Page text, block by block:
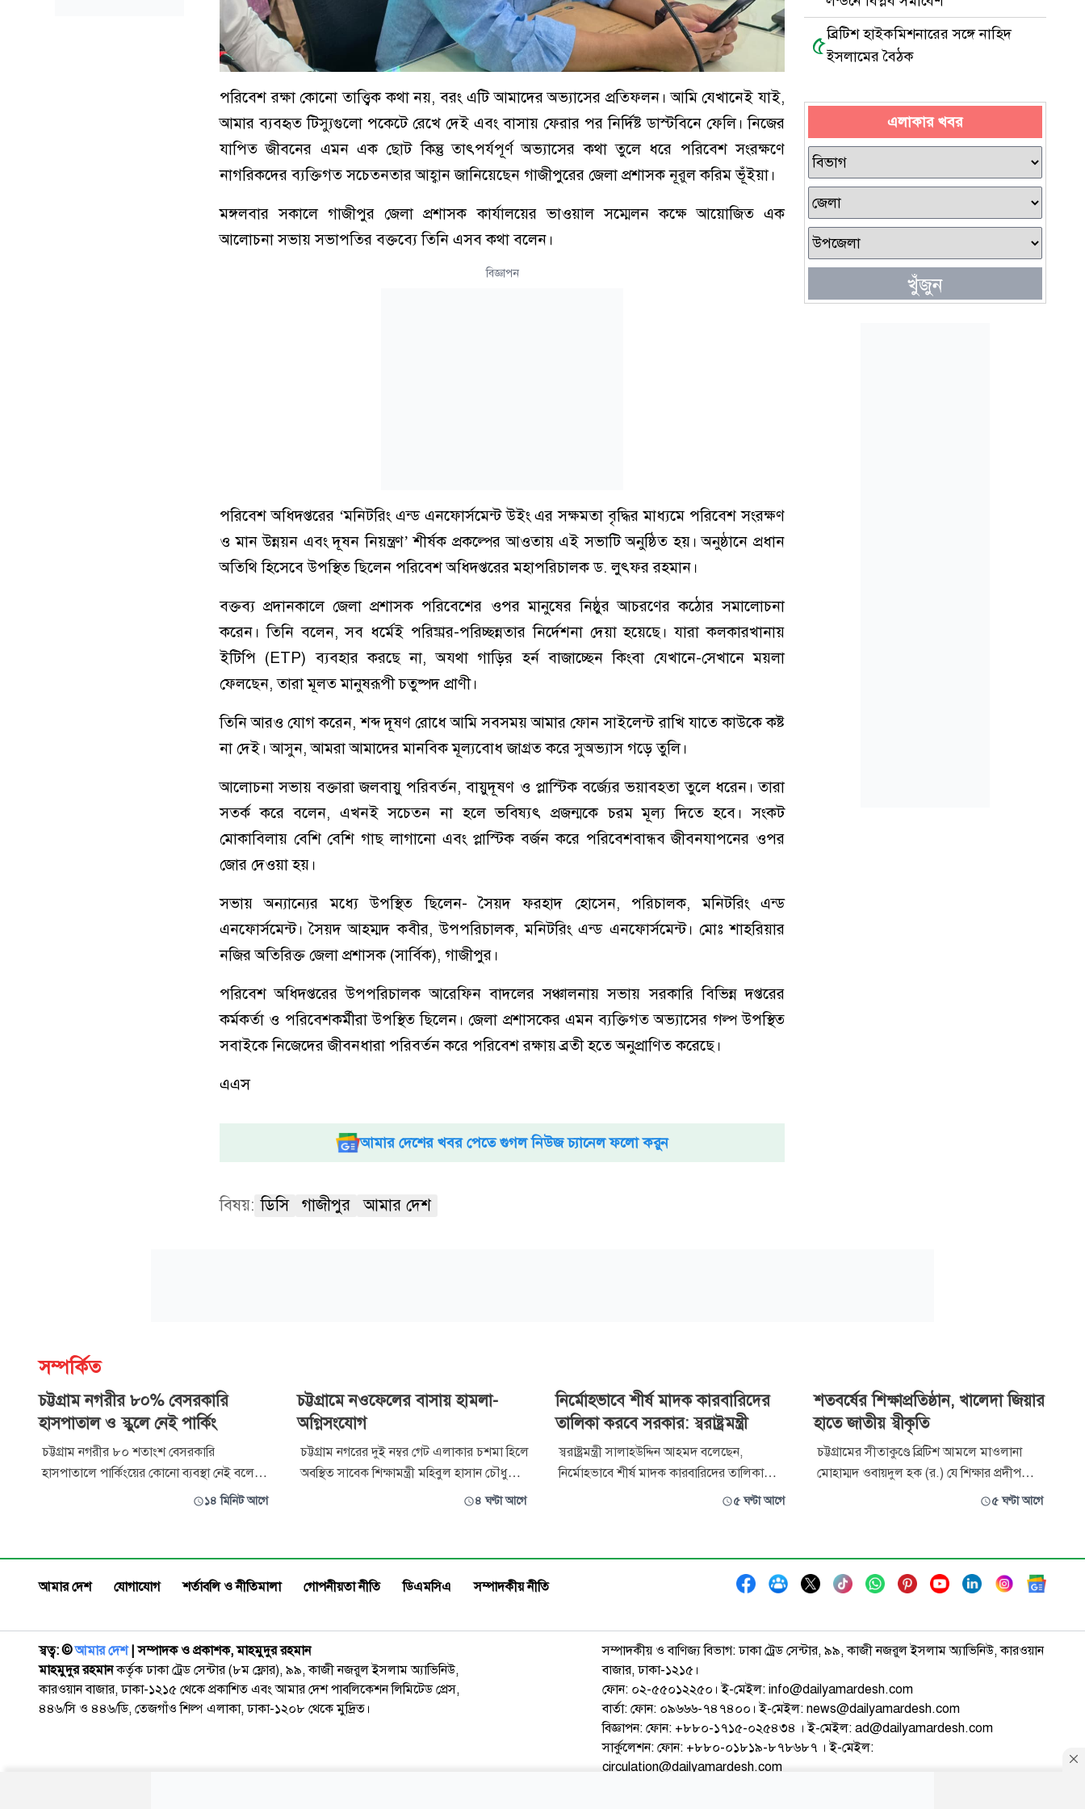
পরিবেশ রক্ষা কোনো তাত্ত্বিক কথা নয়, বরং এটি আমাদের অভ্যাসের প্রতিফলন। আমি যেখানেই যাই,
আমার ব্যবহৃত টিস্যুগুলো পকেটে রেখে দেই এবং বাসায় ফেরার পর নির্দিষ্ট ডাস্টবিনে ফেলি। নিজের
যাপিত জীবনের এমন এক ছোট কিন্তু তাৎপর্যপূর্ণ অভ্যাসের কথা তুলে ধরে পরিবেশ সংরক্ষণে
নাগরিকদের ব্যক্তিগত সচেতনতার আহ্বান জানিয়েছেন গাজীপুরের জেলা প্রশাসক নূরুল করিম ভূঁইয়া।
মঙ্গলবার সকালে গাজীপুর জেলা প্রশাসক কার্যালয়ের ভাওয়াল সম্মেলন কক্ষে আয়োজিত এক
আলোচনা সভায় সভাপতির বক্তব্যে তিনি এসব কথা বলেন।
বিজ্ঞাপন
পরিবেশ অধিদপ্তরের ‘মনিটরিং এন্ড এনফোর্সমেন্ট উইং এর সক্ষমতা বৃদ্ধির মাধ্যমে পরিবেশ সংরক্ষণ
ও মান উন্নয়ন এবং দূষন নিয়ন্ত্রণ’ শীর্ষক প্রকল্পের আওতায় এই সভাটি অনুষ্ঠিত হয়। অনুষ্ঠানে প্রধান
অতিথি হিসেবে উপস্থিত ছিলেন পরিবেশ অধিদপ্তরের মহাপরিচালক ড. লুৎফর রহমান।
বক্তব্য প্রদানকালে জেলা প্রশাসক পরিবেশের ওপর মানুষের নিষ্ঠুর আচরণের কঠোর সমালোচনা
করেন। তিনি বলেন, সব ধর্মেই পরিষ্কার-পরিচ্ছন্নতার নির্দেশনা দেয়া হয়েছে। যারা কলকারখানায়
ইটিপি (ETP) ব্যবহার করছে না, অযথা গাড়ির হর্ন বাজাচ্ছেন কিংবা যেখানে-সেখানে ময়লা
ফেলছেন, তারা মূলত মানুষরূপী চতুষ্পদ প্রাণী।
তিনি আরও যোগ করেন, শব্দ দূষণ রোধে আমি সবসময় আমার ফোন সাইলেন্ট রাখি যাতে কাউকে কষ্ট
না দেই। আসুন, আমরা আমাদের মানবিক মূল্যবোধ জাগ্রত করে সুঅভ্যাস গড়ে তুলি।
আলোচনা সভায় বক্তারা জলবায়ু পরিবর্তন, বায়ুদূষণ ও প্লাস্টিক বর্জ্যের ভয়াবহতা তুলে ধরেন। তারা
সতর্ক করে বলেন, এখনই সচেতন না হলে ভবিষ্যৎ প্রজন্মকে চরম মূল্য দিতে হবে। সংকট
মোকাবিলায় বেশি বেশি গাছ লাগানো এবং প্লাস্টিক বর্জন করে পরিবেশবান্ধব জীবনযাপনের ওপর
জোর দেওয়া হয়।
সভায় অন্যান্যের মধ্যে উপস্থিত ছিলেন- সৈয়দ ফরহাদ হোসেন, পরিচালক, মনিটরিং এন্ড
এনফোর্সমেন্ট। সৈয়দ আহম্মদ কবীর, উপপরিচালক, মনিটরিং এন্ড এনফোর্সমেন্ট। মোঃ শাহরিয়ার
নজির অতিরিক্ত জেলা প্রশাসক (সার্বিক), গাজীপুর।
পরিবেশ অধিদপ্তরের উপপরিচালক আরেফিন বাদলের সঞ্চালনায় সভায় সরকারি বিভিন্ন দপ্তরের
কর্মকর্তা ও পরিবেশকর্মীরা উপস্থিত ছিলেন। জেলা প্রশাসকের এমন ব্যক্তিগত অভ্যাসের গল্প উপস্থিত
সবাইকে নিজেদের জীবনধারা পরিবর্তন করে পরিবেশ রক্ষায় ব্রতী হতে অনুপ্রাণিত করেছে।
এএস
আমার দেশের খবর পেতে গুগল নিউজ চ্যানেল ফলো করুন
বিষয়: ডিসি গাজীপুর আমার দেশ
৫ব্রিটিশ হাইকমিশনারের সঙ্গে নাহিদ
ইসলামের বৈঠক
এলাকার খবর
খুঁজুন
সম্পর্কিত
চট্টগ্রাম নগরীর ৮০% বেসরকারি
হাসপাতাল ও স্কুলে নেই পার্কিং
চট্টগ্রাম নগরীর ৮০ শতাংশ বেসরকারি
হাসপাতালে পার্কিংয়ের কোনো ব্যবস্থা নেই বলে
জানিয়েছেন চট্টগ্রাম উন্নয়ন কর্তৃপক্ষের চেয়ারম্যান
কলেজ ও বিশ্ববিদ্যালয়ের ক্ষেত্রেও দেখা যাচ্ছে।
এর ফলে সড়কে যানবাহন পার্কিংয়ের
১৪ মিনিট আগে
চট্টগ্রামে নওফেলের বাসায় হামলা-
অগ্নিসংযোগ
চট্টগ্রাম নগরের দুই নম্বর গেট এলাকার চশমা হিলে
অবস্থিত সাবেক শিক্ষামন্ত্রী মহিবুল হাসান চৌধুরী
নওফেলের বাসভবনে হামলা ও অগ্নিসংযোগের
হামলা চালিয়ে ভাঙচুরের পাশাপাশি আগুন ধরিয়ে
দেয় বলে জানা গেছে। বাসভবনটি প্রয়াত
৪ ঘণ্টা আগে
নির্মোহভাবে শীর্ষ মাদক কারবারিদের
তালিকা করবে সরকার: স্বরাষ্ট্রমন্ত্রী
স্বরাষ্ট্রমন্ত্রী সালাহউদ্দিন আহমদ বলেছেন,
নির্মোহভাবে শীর্ষ মাদক কারবারিদের তালিকা
প্রস্তুত করা হবে। মাদক চোরাকারবারি ও
পরবর্তী পদক্ষেপ নেওয়া হবে। বৃহস্পতিবার রাত
৮টার দিকে কক্সবাজার শহরের হিলডাউন সার্কিট
৫ ঘণ্টা আগে
শতবর্ষের শিক্ষাপ্রতিষ্ঠান, খালেদা জিয়ার
হাতে জাতীয় স্বীকৃতি
চট্টগ্রামের সীতাকুণ্ডে ব্রিটিশ আমলে মাওলানা
মোহাম্মদ ওবায়দুল হক (র.) যে শিক্ষার প্রদীপ
প্রজ্বলিত করেছিলেন, শতবর্ষ পেরিয়েও তার আলো
শিক্ষাপ্রতিষ্ঠান নয় এটি শিক্ষা জাগরণ, নৈতিক
মূল্যবোধ ও মানবিক সমা
৫ ঘণ্টা আগে
আমার দেশ যোগাযোগ শর্তাবলি ও নীতিমালা গোপনীয়তা নীতি ডিএমসিএ সম্পাদকীয় নীতি
স্বত্ব: ©️আমার দেশ| সম্পাদক ও প্রকাশক, মাহমুদুর রহমান
মাহমুদুর রহমানকর্তৃক ঢাকা ট্রেড সেন্টার (৮ম ফ্লোর), ৯৯, কাজী নজরুল ইসলাম অ্যাভিনিউ,
কারওয়ান বাজার, ঢাকা-১২১৫ থেকে প্রকাশিত এবং আমার দেশ পাবলিকেশন লিমিটেড প্রেস,
৪৪৬/সি ও ৪৪৬/ডি, তেজগাঁও শিল্প এলাকা, ঢাকা-১২০৮ থেকে মুদ্রিত।
সম্পাদকীয় ও বাণিজ্য বিভাগ: ঢাকা ট্রেড সেন্টার, ৯৯, কাজী নজরুল ইসলাম অ্যাভিনিউ, কারওয়ান
বাজার, ঢাকা-১২১৫।
ফোন: ০২-৫৫০১২২৫০। ই-মেইল: info@dailyamardesh.com
বার্তা: ফোন: ০৯৬৬৬-৭৪৭৪০০। ই-মেইল: news@dailyamardesh.com
বিজ্ঞাপন: ফোন: +৮৮০-১৭১৫-০২৫৪৩৪ । ই-মেইল: ad@dailyamardesh.com
সার্কুলেশন: ফোন: +৮৮০-০১৮১৯-৮৭৮৬৮৭ । ই-মেইল:
circulation@dailyamardesh.com